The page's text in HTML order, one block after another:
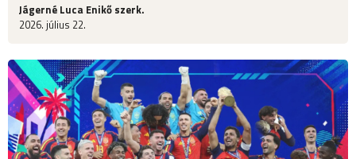
Jágerné Luca Enikő szerk.
2026. július 22.